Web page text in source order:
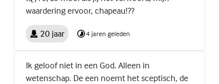
waardering ervoor, chapeau!??
20 jaar 4 jaren geleden
Ik geloof niet in een God. Alleen in
wetenschap. De een noemt het sceptisch, de